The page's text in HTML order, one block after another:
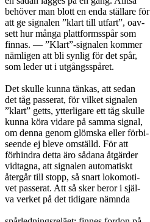
behöver man blott en enda ställare för
att ge signalen ”klart till utfart”, oav-
sett hur många plattformsspår som
finnas. — ”Klart”-signalen kommer
nämligen att bli synlig för det spår,
som leder ut i utgångsspåret.
Det skulle kunna tänkas, att sedan
det tåg passerat, för vilket signalen
”klart” getts, ytterligare ett tåg skulle
kunna köra vidare på samma signal,
om denna genom glömska eller förbi-
seende ej bleve omställd. För att
förhindra detta äro sådana åtgärder
vidtagna, att signalen automatiskt
återgår till stopp, så snart lokomoti-
vet passerat. Att så sker beror i själ-
va verket på det tidigare nämnda